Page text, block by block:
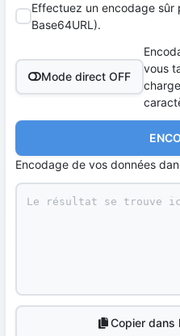
Effectuez un encodage sûr
Base64URL).
Mode direct OFF
vous
Encodage de vos données
Copier dans